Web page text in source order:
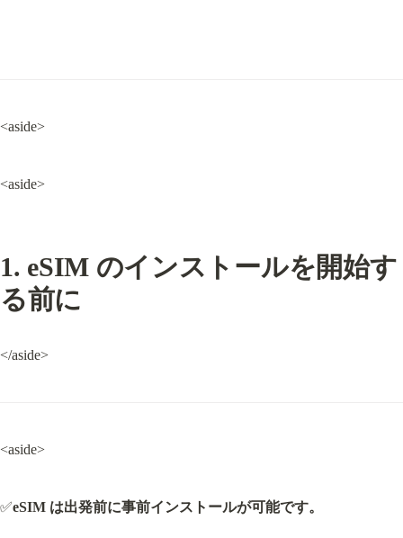
<aside>
<aside>
1. eSIM のインストールを開始す
る前に
</aside>
<aside>
✅eSIM は出発前に事前インストールが可能です。